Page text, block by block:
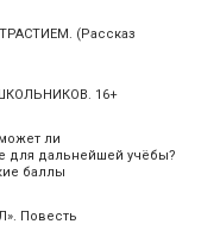
(Рассказ
16+
ли
для дальнейшей учёбы?
баллы
Повесть